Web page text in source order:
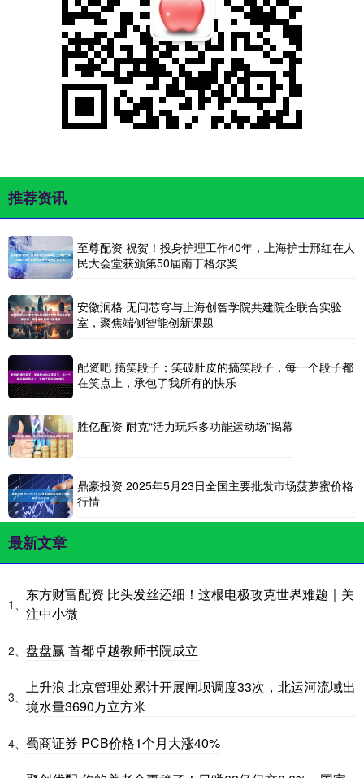
推荐资讯
至尊配资 祝贺！投身护理工作40年，上海护士邢红在人
民大会堂获颁第50届南丁格尔奖
安徽润格 无问芯穹与上海创智学院共建院企联合实验
室，聚焦端侧智能创新课题
配资吧 搞笑段子：笑破肚皮的搞笑段子，每一个段子都
在笑点上，承包了我所有的快乐
胜亿配资 耐克“活力玩乐多功能运动场”揭幕
鼎豪投资 2025年5月23日全国主要批发市场菠萝蜜价格
行情
最新文章
1、
东方财富配资 比头发丝还细！这根电极攻克世界难题｜关
注中小微
2、 盘盘赢 首都卓越教师书院成立
3、
上升浪 北京管理处累计开展闸坝调度33次，北运河流域出
境水量3690万立方米
4、 蜀商证券 PCB价格1个月大涨40%